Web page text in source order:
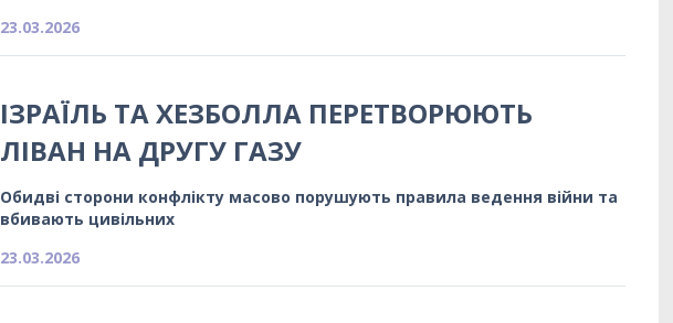
23.03.2026
ІЗРАЇЛЬ ТА ХЕЗБОЛЛА ПЕРЕТВОРЮЮТЬ
ЛІВАН НА ДРУГУ ГАЗУ
Обидві сторони конфлікту масово порушують правила ведення війни та
вбивають цивільних
23.03.2026